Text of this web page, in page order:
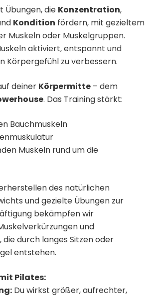
Übungen, die Konzentration,
Kondition fördern, mit gezieltem
Muskeln oder Muskelgruppen.
aktiviert, entspannt und
Körpergefühl zu verbessern.
deiner Körpermitte – dem
. Das Training stärkt:
Bauchmuskeln
Muskeln rund um die
des natürlichen
und gezielte Übungen zur
bekämpfen wir
und
durch langes Sitzen oder
entstehen.
Pilates:
Du wirkst größer, aufrechter,